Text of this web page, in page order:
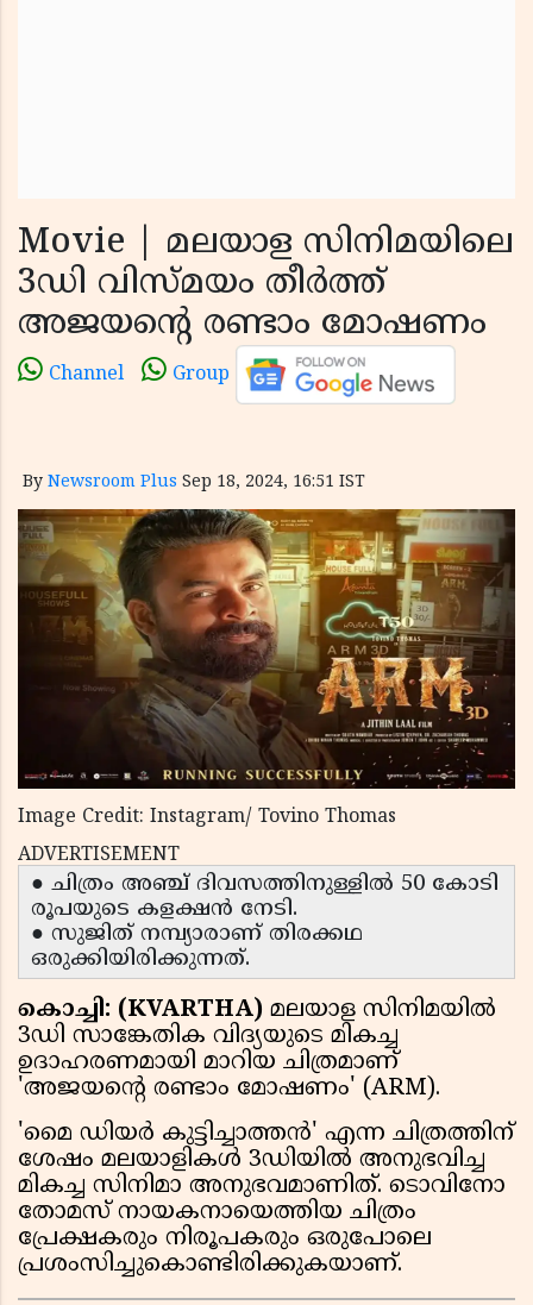
Movie | മലയാള സിനിമയിലെ
3ഡി വിസ്മയം തീർത്ത്
അജയന്റെ രണ്ടാം മോഷണം
Channel Group
By Newsroom Plus Sep 18, 2024, 16:51 IST
Image Credit: Instagram/ Tovino Thomas
ADVERTISEMENT
● ചിത്രം അഞ്ച് ദിവസത്തിനുള്ളിൽ 50 കോടി
രൂപയുടെ കളക്ഷൻ നേടി.
● സുജിത് നമ്പ്യാരാണ് തിരക്കഥ
ഒരുക്കിയിരിക്കുന്നത്.
കൊച്ചി: (KVARTHA) മലയാള സിനിമയിൽ
3ഡി സാങ്കേതിക വിദ്യയുടെ മികച്ച
ഉദാഹരണമായി മാറിയ ചിത്രമാണ്
'അജയന്റെ രണ്ടാം മോഷണം' (ARM).
'മൈ ഡിയർ കുട്ടിച്ചാത്തൻ' എന്ന ചിത്രത്തിന്
ശേഷം മലയാളികൾ 3ഡിയിൽ അനുഭവിച്ച
മികച്ച സിനിമാ അനുഭവമാണിത്. ടൊവിനോ
തോമസ് നായകനായെത്തിയ ചിത്രം
പ്രേക്ഷകരും നിരൂപകരും ഒരുപോലെ
പ്രശംസിച്ചുകൊണ്ടിരിക്കുകയാണ്.